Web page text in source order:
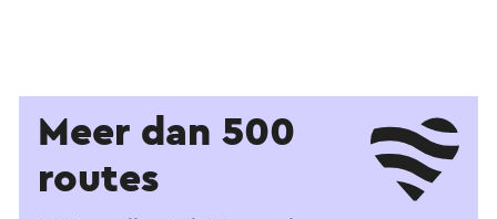
Meer dan 500
routes